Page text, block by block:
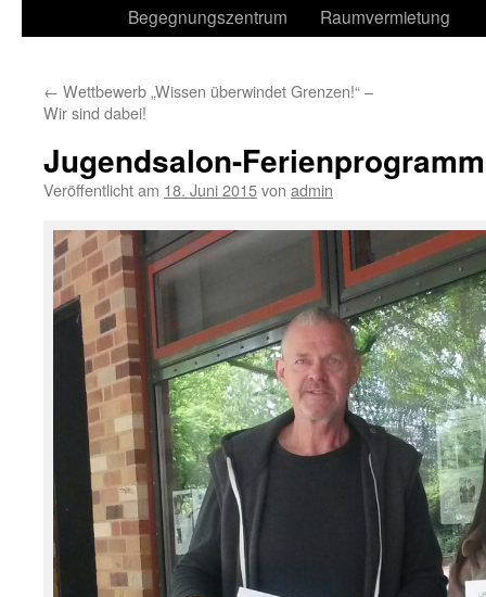
Begegnungszentrum
Raumvermietung
← Wettbewerb „Wissen überwindet Grenzen!“ –
Wir sind dabei!
Jugendsalon-Ferienprogramm
Veröffentlicht am 18. Juni 2015von admin